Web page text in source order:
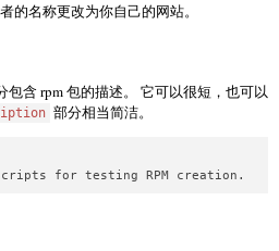
的名称更改为你自己的网站。
包含 rpm 包的描述。 它可以很短，也可以
部分相当简洁。
for testing RPM creation.